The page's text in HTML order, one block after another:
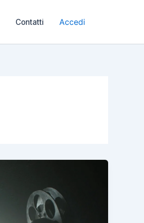
Contatti Accedi